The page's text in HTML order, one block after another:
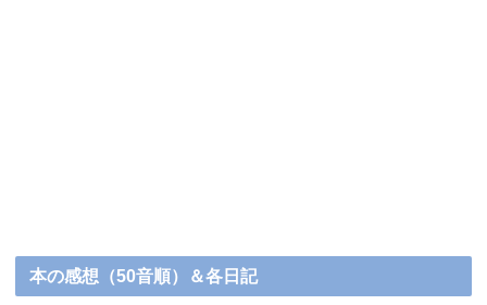
本の感想（50音順）＆各日記